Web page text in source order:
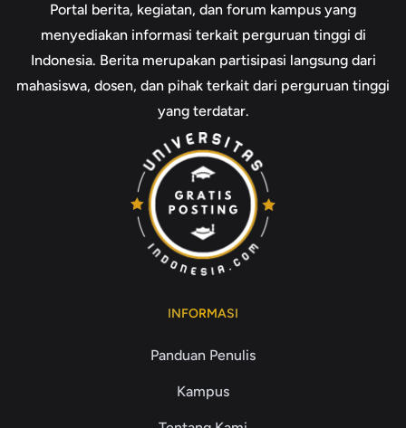
Portal berita, kegiatan, dan forum kampus yang
menyediakan informasi terkait perguruan tinggi di
Indonesia. Berita merupakan partisipasi langsung dari
mahasiswa, dosen, dan pihak terkait dari perguruan tinggi
yang terdatar.
INFORMASI
Panduan Penulis
Kampus